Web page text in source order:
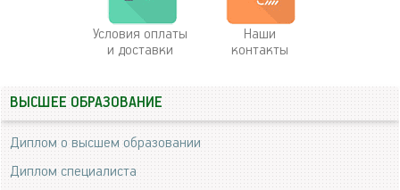
Условия оплаты
и доставки
Наши
контакты
ВЫСШЕЕ ОБРАЗОВАНИЕ
Диплом о высшем образовании
Диплом специалиста